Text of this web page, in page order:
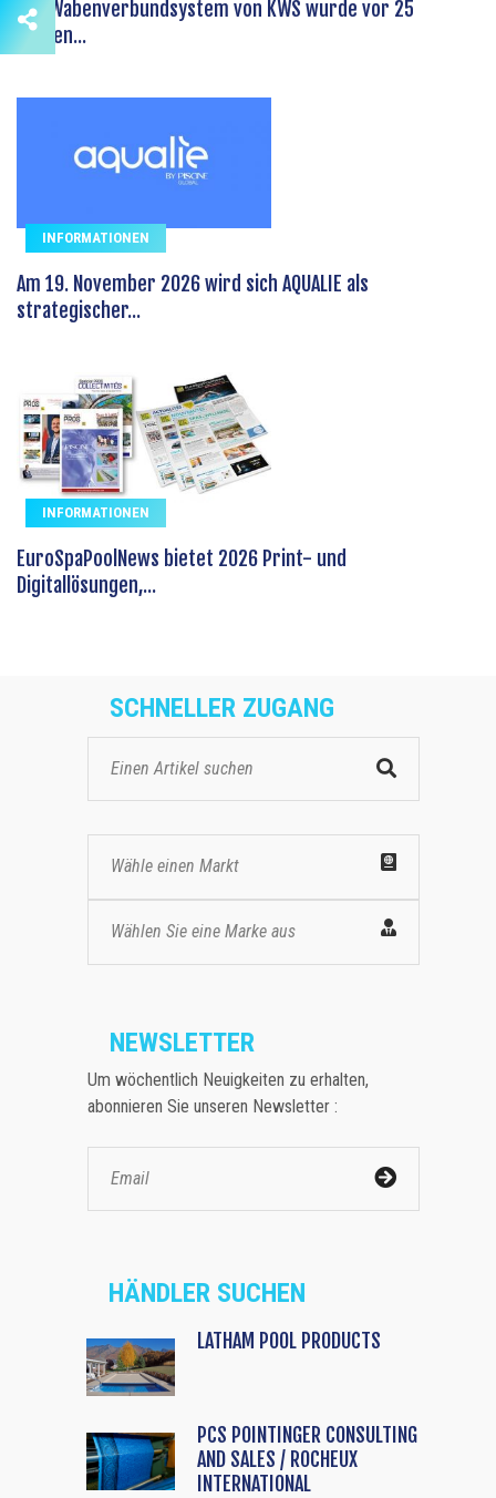
Das Wabenverbundsystem von KWS wurde vor 25
Jahren...
INFORMATIONEN
Am 19. November 2026 wird sich AQUALIE als
strategischer...
INFORMATIONEN
EuroSpaPoolNews bietet 2026 Print- und
Digitallösungen,...
SCHNELLER ZUGANG
Wähle einen Markt
Wählen Sie eine Marke aus
NEWSLETTER
Um wöchentlich Neuigkeiten zu erhalten,
abonnieren Sie unseren Newsletter :
HÄNDLER SUCHEN
LATHAM POOL PRODUCTS
PCS POINTINGER CONSULTING
AND SALES / ROCHEUX
INTERNATIONAL